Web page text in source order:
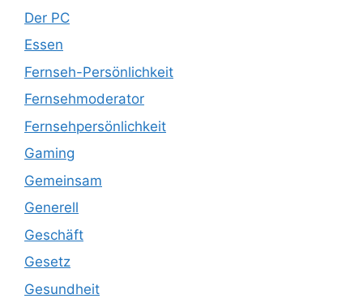
Der PC
Essen
Fernseh-Persönlichkeit
Fernsehmoderator
Fernsehpersönlichkeit
Gaming
Gemeinsam
Generell
Geschäft
Gesetz
Gesundheit